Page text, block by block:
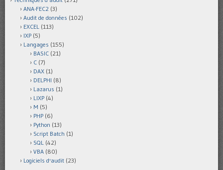
ANA-FEC2 (3)
Audit de données (102)
EXCEL (113)
IXP (5)
Langages (155)
BASIC (21)
C (7)
DAX (1)
DELPHI (8)
Lazarus (1)
LIXP (4)
M (5)
PHP (6)
Python (13)
Script Batch (1)
SQL (42)
VBA (80)
Logiciels d'audit (23)